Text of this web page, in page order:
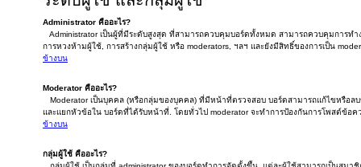
Administrator คืออะไร?
Administrator เป็นผู้ที่มีระดับสูงสุด ที่สามารถควบคุมบอร์ดทั้งหมด สามารถควบคุมการท
การหวงห้ามผู้ใช้, การสร้างกลุ่มผู้ใช้ หรือ moderators, ฯลฯ และยังมีสิทธิ์ของการเป็น
ข้างบน
Moderator คืออะไร?
Moderator เป็นบุคคล (หรือกลุ่มของบุคคล) ที่มีหน้าที่ตรวจสอบ บอร์ดสามารถแก้ไขหรือล
และแยกหัวข้อใน บอร์ดที่ได้รับหน้าที่. โดยทั่วไป moderator จะทำการป้องกันการโพสต์ข้อ
ข้างบน
กลุ่มผู้ใช้ คืออะไร?